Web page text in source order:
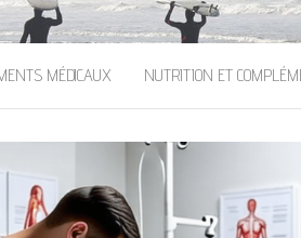
MÉDICAUX NUTRITION ET